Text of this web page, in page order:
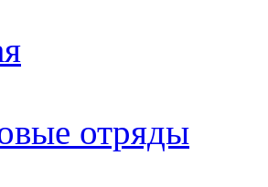
отряды